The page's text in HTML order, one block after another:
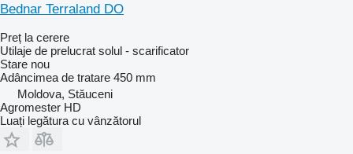
Bednar Terraland DO
Preț la cerere
Utilaje de prelucrat solul - scarificator
Stare nou
Adâncimea de tratare 450 mm
Moldova, Stăuceni
Agromester HD
Luați legătura cu vânzătorul